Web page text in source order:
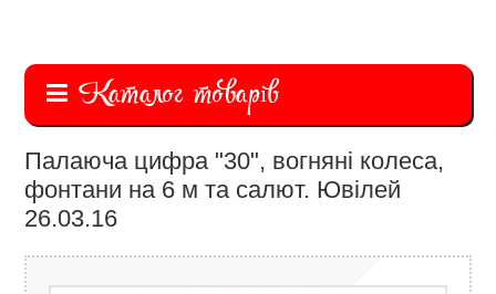
Каталог товарів
Палаюча цифра "30", вогняні колеса,
фонтани на 6 м та салют. Ювілей
26.03.16